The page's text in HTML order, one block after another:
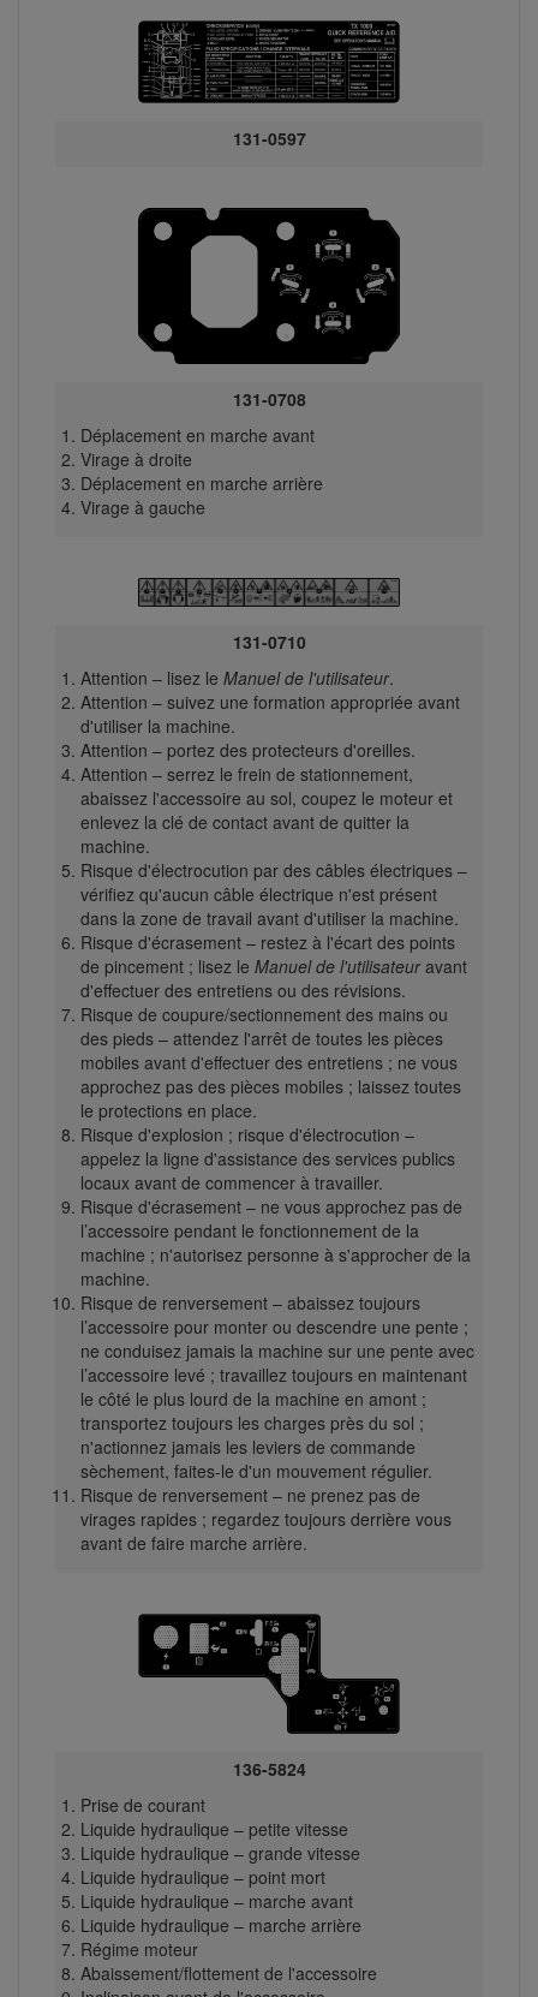
131-0597
131-0708
Déplacement en marche avant
Virage à droite
Déplacement en marche arrière
Virage à gauche
131-0710
Attention – lisez le Manuel de l'utilisateur.
Attention – suivez une formation appropriée avant
d'utiliser la machine.
Attention – portez des protecteurs d'oreilles.
Attention – serrez le frein de stationnement,
abaissez l'accessoire au sol, coupez le moteur et
enlevez la clé de contact avant de quitter la
machine.
Risque d'électrocution par des câbles électriques –
vérifiez qu'aucun câble électrique n'est présent
dans la zone de travail avant d'utiliser la machine.
Risque d'écrasement – restez à l'écart des points
de pincement ; lisez le Manuel de l'utilisateuravant
d'effectuer des entretiens ou des révisions.
Risque de coupure/sectionnement des mains ou
des pieds – attendez l'arrêt de toutes les pièces
mobiles avant d'effectuer des entretiens ; ne vous
approchez pas des pièces mobiles ; laissez toutes
le protections en place.
Risque d'explosion ; risque d'électrocution –
appelez la ligne d'assistance des services publics
locaux avant de commencer à travailler.
Risque d'écrasement – ne vous approchez pas de
l’accessoire pendant le fonctionnement de la
machine ; n'autorisez personne à s'approcher de la
machine.
Risque de renversement – abaissez toujours
l’accessoire pour monter ou descendre une pente ;
ne conduisez jamais la machine sur une pente avec
l’accessoire levé ; travaillez toujours en maintenant
le côté le plus lourd de la machine en amont ;
transportez toujours les charges près du sol ;
n'actionnez jamais les leviers de commande
sèchement, faites-le d'un mouvement régulier.
Risque de renversement – ne prenez pas de
virages rapides ; regardez toujours derrière vous
avant de faire marche arrière.
136-5824
Prise de courant
Liquide hydraulique – petite vitesse
Liquide hydraulique – grande vitesse
Liquide hydraulique – point mort
Liquide hydraulique – marche avant
Liquide hydraulique – marche arrière
Régime moteur
Abaissement/flottement de l'accessoire